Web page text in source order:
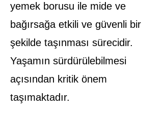
yemek borusu ile mide ve
bağırsağa etkili ve güvenli bir
şekilde taşınması sürecidir.
Yaşamın sürdürülebilmesi
açısından kritik önem
taşımaktadır.